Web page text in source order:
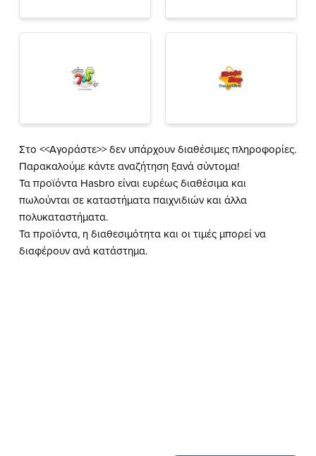
Στο <<Αγοράστε>> δεν υπάρχουν διαθέσιμες πληροφορίες.
Παρακαλούμε κάντε αναζήτηση ξανά σύντομα!
Τα προϊόντα Hasbro είναι ευρέως διαθέσιμα και
πωλούνται σε καταστήματα παιχνιδιών και άλλα
πολυκαταστήματα.
Τα προϊόντα, η διαθεσιμότητα και οι τιμές μπορεί να
διαφέρουν ανά κατάστημα.